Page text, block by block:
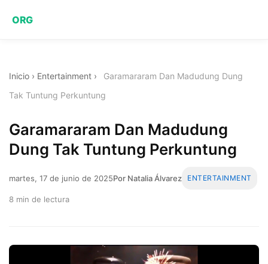
ORG
Inicio › Entertainment ›
Garamararam Dan Madudung Dung
Tak Tuntung Perkuntung
Garamararam Dan Madudung
Dung Tak Tuntung Perkuntung
martes, 17 de junio de 2025Por Natalia Álvarez ENTERTAINMENT
8 min de lectura